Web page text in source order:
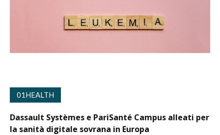
01HEALTH
Dassault Systèmes e PariSanté Campus alleati per
la sanità digitale sovrana in Europa